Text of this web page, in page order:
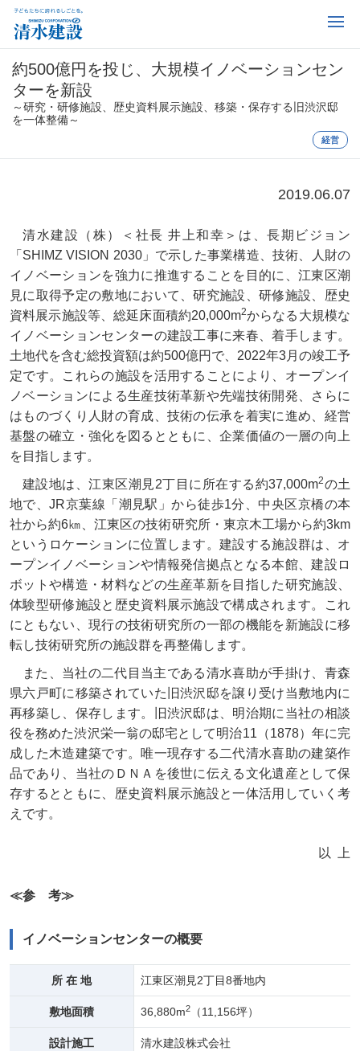
約500億円を投じ、大規模イノベーションセン
ターを新設
～研究・研修施設、歴史資料展示施設、移築・保存する旧渋沢邸
を一体整備～
経営
2019.06.07
清水建設（株）＜社長 井上和幸＞は、長期ビジョン
「SHIMZ VISION 2030」で示した事業構造、技術、人財の
イノベーションを強力に推進することを目的に、江東区潮
見に取得予定の敷地において、研究施設、研修施設、歴史
資料展示施設等、総延床面積約20,000m2からなる大規模な
イノベーションセンターの建設工事に来春、着手します。
土地代を含む総投資額は約500億円で、2022年3月の竣工予
定です。これらの施設を活用することにより、オープンイ
ノベーションによる生産技術革新や先端技術開発、さらに
はものづくり人財の育成、技術の伝承を着実に進め、経営
基盤の確立・強化を図るとともに、企業価値の一層の向上
を目指します。
建設地は、江東区潮見2丁目に所在する約37,000m2の土
地で、JR京葉線「潮見駅」から徒歩1分、中央区京橋の本
社から約6㎞、江東区の技術研究所・東京木工場から約3km
というロケーションに位置します。建設する施設群は、オ
ープンイノベーションや情報発信拠点となる本館、建設ロ
ボットや構造・材料などの生産革新を目指した研究施設、
体験型研修施設と歴史資料展示施設で構成されます。これ
にともない、現行の技術研究所の一部の機能を新施設に移
転し技術研究所の施設群を再整備します。
また、当社の二代目当主である清水喜助が手掛け、青森
県六戸町に移築されていた旧渋沢邸を譲り受け当敷地内に
再移築し、保存します。旧渋沢邸は、明治期に当社の相談
役を務めた渋沢栄一翁の邸宅として明治11（1878）年に完
成した木造建築です。唯一現存する二代清水喜助の建築作
品であり、当社のＤＮＡを後世に伝える文化遺産として保
存するとともに、歴史資料展示施設と一体活用していく考
えです。
以上
≪参 考≫
イノベーションセンターの概要
所 在 地 江東区潮見2丁目8番地内
敷地面積 36,880m2 （11,156坪）
設計施工 清水建設株式会社